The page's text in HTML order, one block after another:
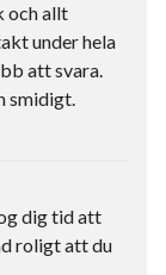
och allt
under hela
att svara.
smidigt.
dig tid att
roligt att du